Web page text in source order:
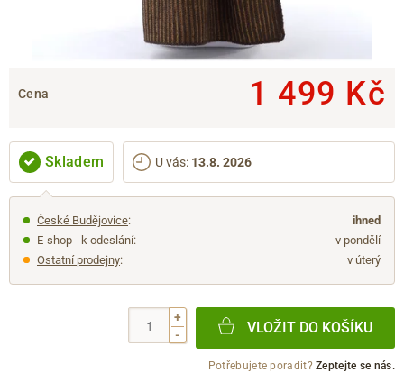
Cena 1 499 Kč
Skladem U vás: 13.8. 2026
České Budějovice:
ihned
E-shop - k odeslání:
v pondělí
Ostatní prodejny: v úterý
+
-
VLOŽIT DO KOŠÍKU
Potřebujete poradit?Zeptejte se nás.